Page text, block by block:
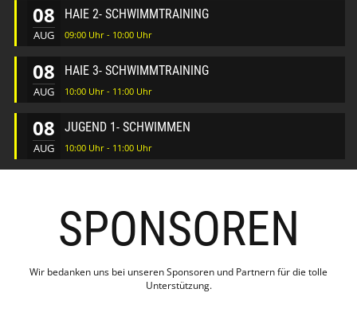
08
AUG
HAIE 2- SCHWIMMTRAINING
09:00 Uhr - 10:00 Uhr
08
AUG
HAIE 3- SCHWIMMTRAINING
10:00 Uhr - 11:00 Uhr
08
AUG
JUGEND 1- SCHWIMMEN
10:00 Uhr - 11:00 Uhr
SPONSOREN
Wir bedanken uns bei unseren Sponsoren und Partnern für die tolle
Unterstützung.